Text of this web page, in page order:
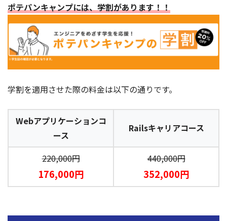
ポテパンキャンプには、学割があります！！
学割を適用させた際の料金は以下の通りです。
Webアプリケーションコ
ース
Railsキャリアコース
220,000円
176,000円
440,000円
352,000円